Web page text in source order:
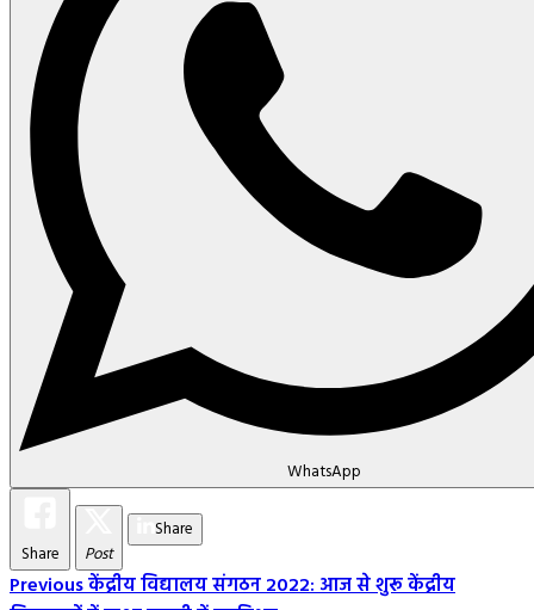
WhatsApp
Share Post
Share
Post
Previousकेंद्रीय विद्यालय संगठन 2022: आज से शुरू केंद्रीय